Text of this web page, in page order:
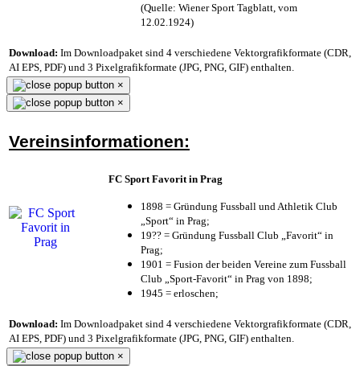
(Quelle: Wiener Sport Tagblatt, vom
12.02.1924)
Download: Im Downloadpaket sind 4 verschiedene Vektorgrafikformate (CDR,
AI EPS, PDF) und 3 Pixelgrafikformate (JPG, PNG, GIF) enthalten.
×
×
Vereinsinformationen:
FC Sport Favorit in Prag
1898 = Gründung Fussball und Athletik Club
„Sport“ in Prag;
19?? = Gründung Fussball Club „Favorit“ in
Prag;
1901 = Fusion der beiden Vereine zum Fussball
Club „Sport-Favorit“ in Prag von 1898;
1945 = erloschen;
Download: Im Downloadpaket sind 4 verschiedene Vektorgrafikformate (CDR,
AI EPS, PDF) und 3 Pixelgrafikformate (JPG, PNG, GIF) enthalten.
×